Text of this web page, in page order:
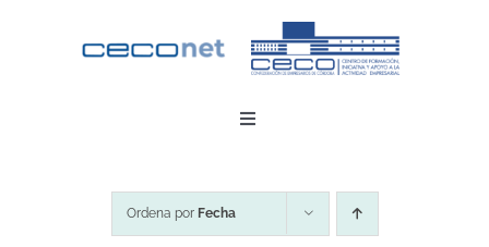
Toggle
Ordena por Fecha